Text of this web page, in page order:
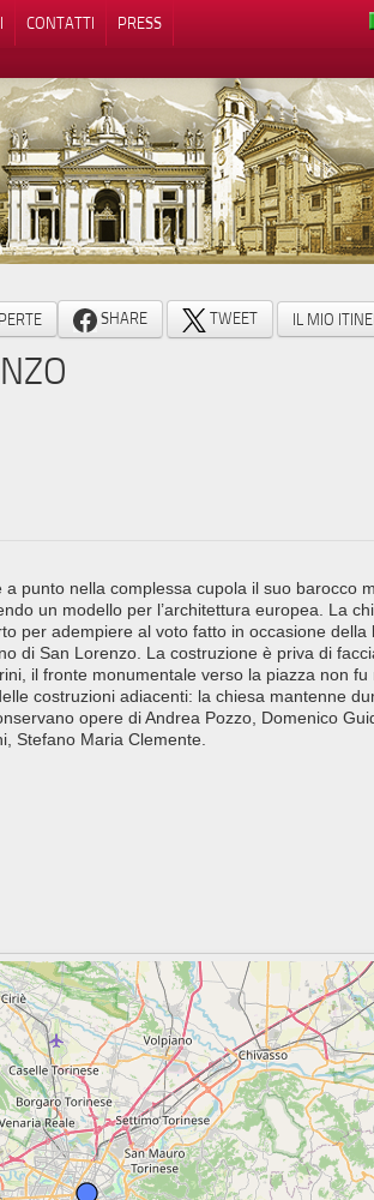
CONTATTI
PRESS
SHARE TWEET IL MIO
punto nella complessa cupola il suo barocco
un modello per l’architettura europea. La
per adempiere al voto fatto in occasione della
di San Lorenzo. La costruzione è priva di
il fronte monumentale verso la piazza non fu
costruzioni adiacenti: la chiesa mantenne
opere di Andrea Pozzo, Domenico
Stefano Maria Clemente.